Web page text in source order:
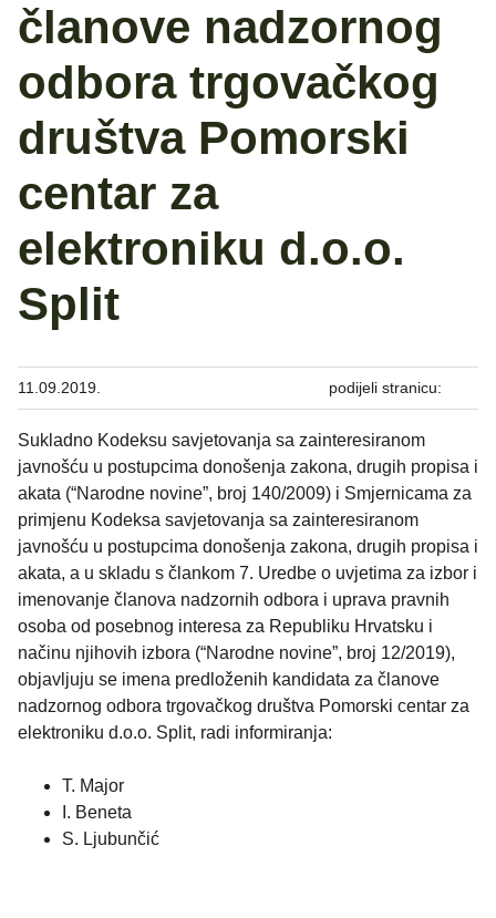
članove nadzornog
odbora trgovačkog
društva Pomorski
centar za
elektroniku d.o.o.
Split
11.09.2019. podijeli stranicu:
Sukladno Kodeksu savjetovanja sa zainteresiranom
javnošću u postupcima donošenja zakona, drugih propisa i
akata (“Narodne novine”, broj 140/2009) i Smjernicama za
primjenu Kodeksa savjetovanja sa zainteresiranom
javnošću u postupcima donošenja zakona, drugih propisa i
akata, a u skladu s člankom 7. Uredbe o uvjetima za izbor i
imenovanje članova nadzornih odbora i uprava pravnih
osoba od posebnog interesa za Republiku Hrvatsku i
načinu njihovih izbora (“Narodne novine”, broj 12/2019),
objavljuju se imena predloženih kandidata za članove
nadzornog odbora trgovačkog društva Pomorski centar za
elektroniku d.o.o. Split, radi informiranja:
T. Major
I. Beneta
S. Ljubunčić